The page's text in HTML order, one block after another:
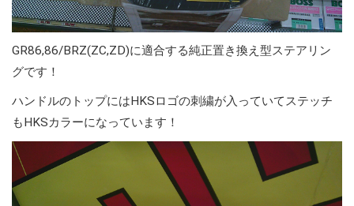
GR86,86/BRZ(ZC,ZD)に適合する純正置き換え型ステアリン
グです！
ハンドルのトップにはHKSロゴの刺繍が入っていてステッチ
もHKSカラーになっています！